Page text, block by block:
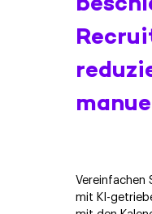
Vereinfachen
mit KI-